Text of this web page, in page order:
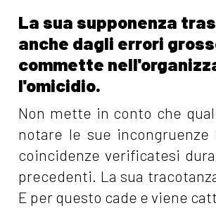
La sua supponenza
anche dagli errori
commette
l'omicidio.
Non mette in conto che
notare le sue incongruenze
coincidenze verificatesi
precedenti. La sua
E per questo cade e viene